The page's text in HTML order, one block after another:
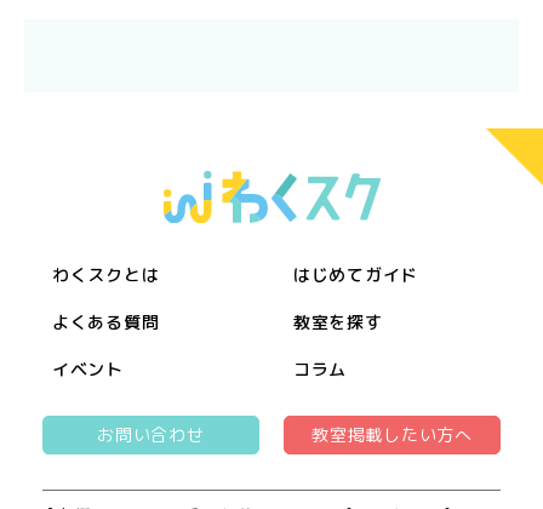
わくスクとは はじめてガイド
よくある質問 教室を探す
イベント コラム
お問い合わせ 教室掲載したい方へ